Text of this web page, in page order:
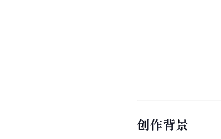
创作背景